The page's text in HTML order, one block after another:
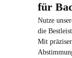
für
Nutze
die
Mit